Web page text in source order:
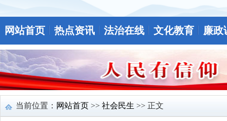
网站首页 热点资讯 法治在线 文化教育 廉政
当前位置： 网站首页 >> 社会民生 >> 正文